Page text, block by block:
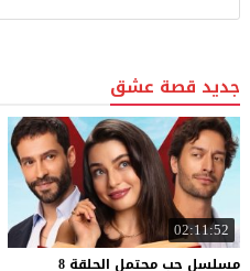
جديد قصة عشق
02:11:52
مسلسل حب محتمل الحلقة 8